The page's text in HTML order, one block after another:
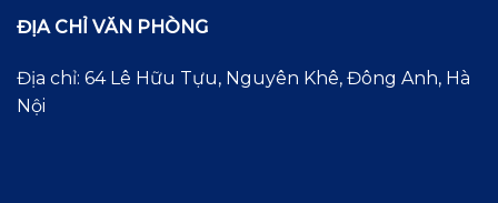
ĐỊA CHỈ VĂN PHÒNG
Địa chỉ: 64 Lê Hữu Tựu, Nguyên Khê, Đông Anh, Hà
Nội